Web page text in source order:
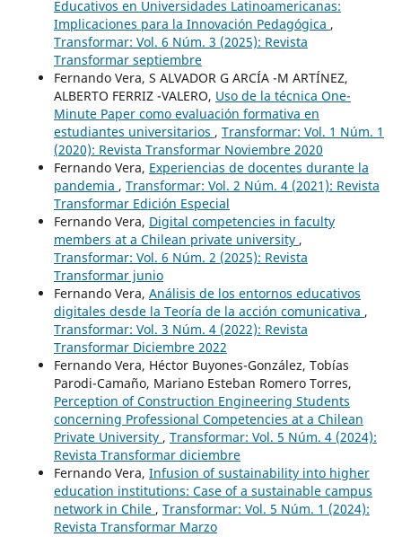
Educativos en Universidades Latinoamericanas:
Implicaciones para la Innovación Pedagógica ,
Transformar: Vol. 6 Núm. 3 (2025): Revista
Transformar septiembre
Fernando Vera, S ALVADOR G ARCÍA -M ARTÍNEZ,
ALBERTO FERRIZ -VALERO, Uso de la técnica One-
Minute Paper como evaluación formativa en
estudiantes universitarios , Transformar: Vol. 1 Núm. 1
(2020): Revista Transformar Noviembre 2020
Fernando Vera, Experiencias de docentes durante la
pandemia , Transformar: Vol. 2 Núm. 4 (2021): Revista
Transformar Edición Especial
Fernando Vera, Digital competencies in faculty
members at a Chilean private university ,
Transformar: Vol. 6 Núm. 2 (2025): Revista
Transformar junio
Fernando Vera, Análisis de los entornos educativos
digitales desde la Teoría de la acción comunicativa ,
Transformar: Vol. 3 Núm. 4 (2022): Revista
Transformar Diciembre 2022
Fernando Vera, Héctor Buyones-González, Tobías
Parodi-Camaño, Mariano Esteban Romero Torres,
Perception of Construction Engineering Students
concerning Professional Competencies at a Chilean
Private University , Transformar: Vol. 5 Núm. 4 (2024):
Revista Transformar diciembre
Fernando Vera, Infusion of sustainability into higher
education institutions: Case of a sustainable campus
network in Chile , Transformar: Vol. 5 Núm. 1 (2024):
Revista Transformar Marzo